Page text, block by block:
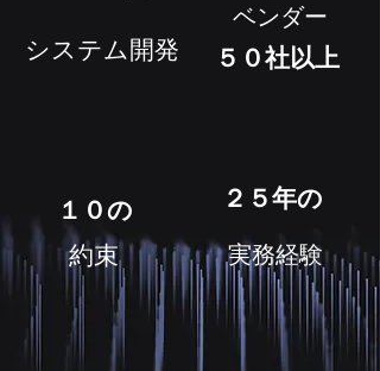
システム開発
実務経験
​２５年の
​ベンダー
​５０社以上
​約束
１０の